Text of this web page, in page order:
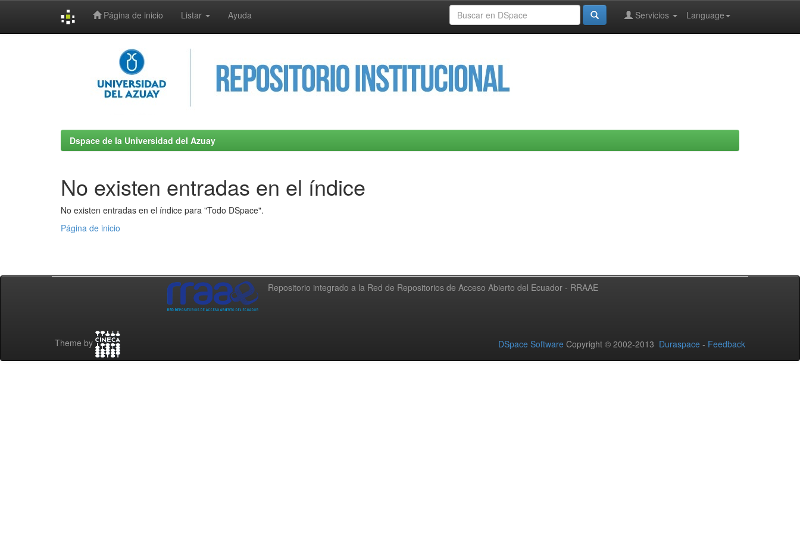
Página de inicio Listar Ayuda Language
Servicios
Dspace de la Universidad del Azuay
No existen entradas en el índice
No existen entradas en el índice para "Todo DSpace".
Página de inicio
Repositorio integrado a la Red de Repositorios de Acceso Abierto del Ecuador - RRAAE
Theme by DSpace Software Copyright © 2002-2013 Duraspace - Feedback